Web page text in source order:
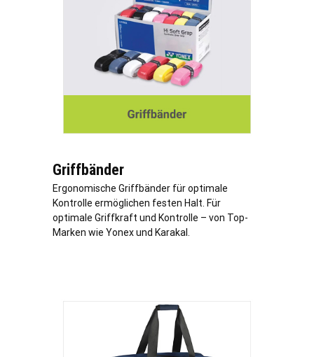
Griffbänder
Ergonomische Griffbänder für optimale
Kontrolle ermöglichen festen Halt. Für
optimale Griffkraft und Kontrolle – von Top-
Marken wie Yonex und Karakal.